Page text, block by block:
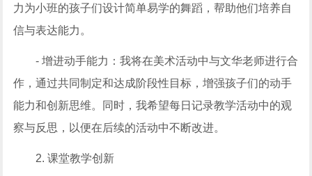
力为小班的孩子们设计简单易学的舞蹈，帮助他们培养自
信与表达能力。
- 增进动手能力：我将在美术活动中与文华老师进行合
作，通过共同制定和达成阶段性目标，增强孩子们的动手
能力和创新思维。同时，我希望每日记录教学活动中的观
察与反思，以便在后续的活动中不断改进。
2. 课堂教学创新